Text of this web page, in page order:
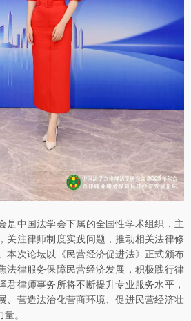
是中国法学会下属的全国性学术组织，主
关注律师制度实践问题，推动相关法律修
本次论坛以《民营经济促进法》正式颁布
法律服务保障民营经济发展，积极践行律
君律师事务所将不断提升专业服务水平，
、营造法治化营商环境、促进民营经济壮
。